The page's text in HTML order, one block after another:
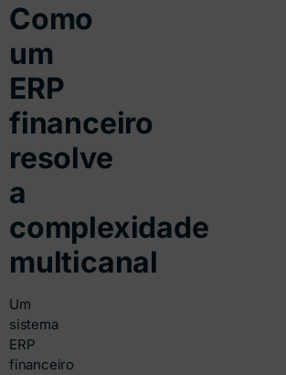
Como
um
ERP
financeiro
resolve
a
complexidade
multicanal
Um
sistema
ERP
financeiro